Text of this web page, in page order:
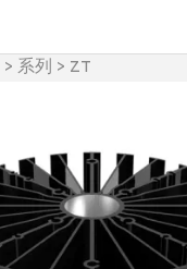
> 系列 > ZT